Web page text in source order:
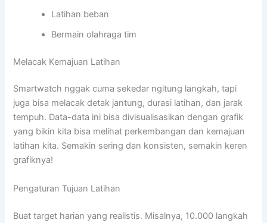
Latihan beban
Bermain olahraga tim
Melacak Kemajuan Latihan
Smartwatch nggak cuma sekedar ngitung langkah, tapi
juga bisa melacak detak jantung, durasi latihan, dan jarak
tempuh. Data-data ini bisa divisualisasikan dengan grafik
yang bikin kita bisa melihat perkembangan dan kemajuan
latihan kita. Semakin sering dan konsisten, semakin keren
grafiknya!
Pengaturan Tujuan Latihan
Buat target harian yang realistis. Misalnya, 10.000 langkah